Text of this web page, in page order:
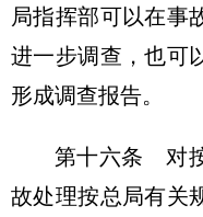
局指挥部可以在事
进一步调查，也可
形成调查报告。
第十六条 对
故处理按总局有关